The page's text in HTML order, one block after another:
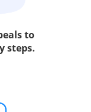
to
steps.